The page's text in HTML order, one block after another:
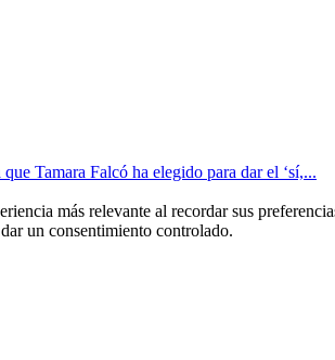
Tamara Falcó ha elegido para dar el ‘sí,...
más relevante al recordar sus
un consentimiento controlado.